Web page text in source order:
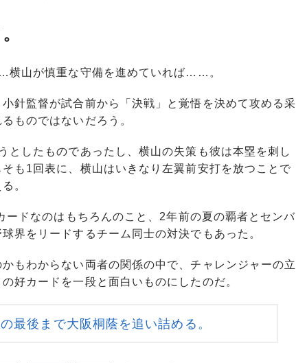
山が慎重な守備を進めていれば……。
針監督が試合前から「決戦」と覚悟を決めて攻める采
ものではないだろう。
したものであったし、横山の失策も彼は本塁を刺し
も1回表に、横山はいきなり左翼前安打を放つことで
。
ドなのはもちろんのこと、2年前の夏の覇者とセンバ
界をリードするチーム同士の対決でもあった。
もわからない両者の関係の中で、チャレンジャーの立
好カードを一段と面白いものにしたのだ。
最後まで大阪桐蔭を追い詰める。